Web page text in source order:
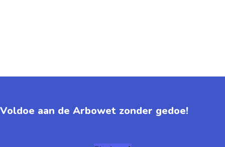
Voldoe aan de Arbowet zonder gedoe!